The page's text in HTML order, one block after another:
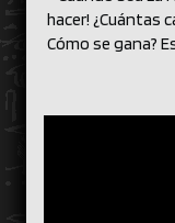
hacer! ¿Cuántas
Cómo se gana?